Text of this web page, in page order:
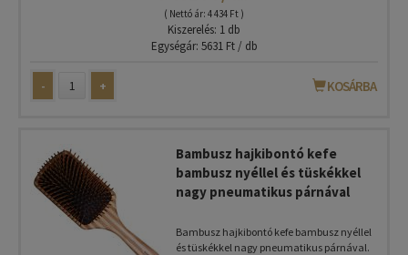
( Nettó ár: 4 434 Ft )
Kiszerelés: 1 db
Egységár: 5631 Ft / db
- + KOSÁRBA
Bambusz hajkibontó kefe
bambusz nyéllel és tüskékkel
nagy pneumatikus párnával
Bambusz hajkibontó kefe bambusz nyéllel
és tüskékkel nagy pneumatikus párnával.